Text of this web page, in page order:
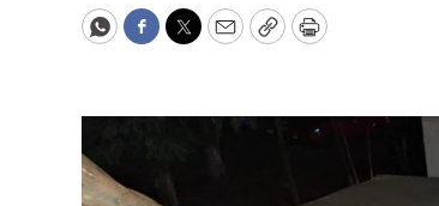
WhatsApp
Facebook
Twitter
EmailCopyPrint